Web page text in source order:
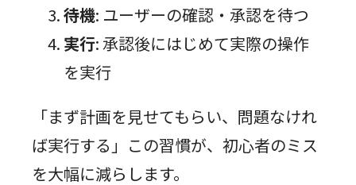
待機: ユーザーの確認・承認を待つ
実行: 承認後にはじめて実際の操作
を実行
「まず計画を見せてもらい、問題なけれ
ば実行する」この習慣が、初心者のミス
を大幅に減らします。